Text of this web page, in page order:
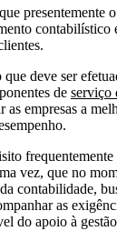
presentemente
contabilístico
deve ser
de serviço
as empresas a
vez, que no
contabilidade,
as
do apoio à